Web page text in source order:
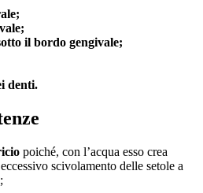
il bordo gengivale;
denti.
poiché, con l’acqua esso crea
scivolamento delle setole a